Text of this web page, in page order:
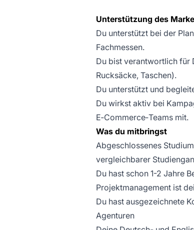
Unterstützung des
Du unterstützt bei der
Fachmessen.
Du bist verantwortlich für
Rucksäcke, Taschen).
Du unterstützt und
Du wirkst aktiv bei
E‑Commerce‑Teams mit.
Was du mitbringst
Abgeschlossenes
vergleichbarer
Du hast schon 1-2 Jahre
Projektmanagement ist
Du hast ausgezeichnete
Agenturen